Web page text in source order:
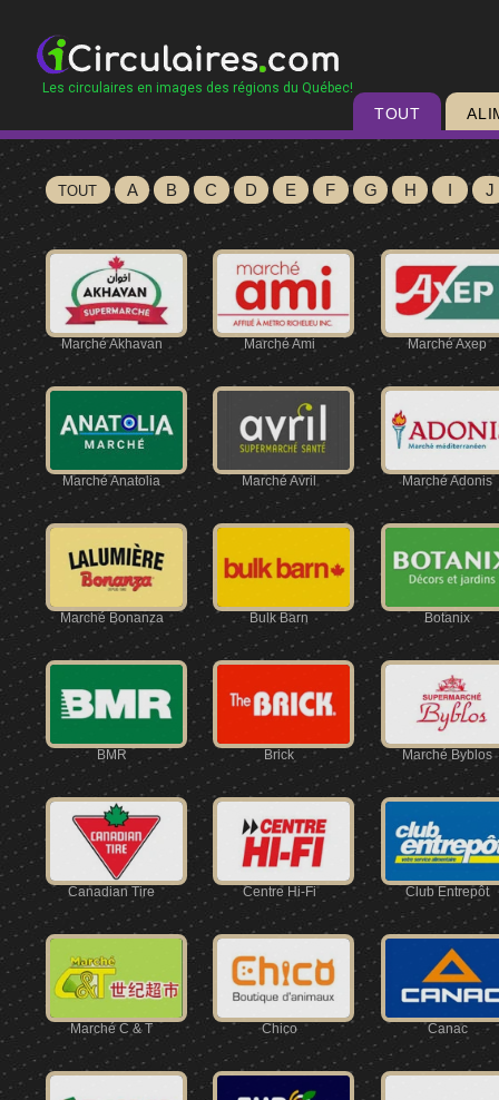
Les circulaires en images des régions du Québec!
TOUT
TOUT A B C D E F G H I J
Marché Akhavan Marché Ami Marché Axep
Marché Anatolia Marché Avril Marché Adonis
Marché Bonanza Bulk Barn Botanix
BMR Brick Marché Byblos
Canadian Tire Centre Hi-Fi Club Entrepôt
Marché C & T Chico Canac